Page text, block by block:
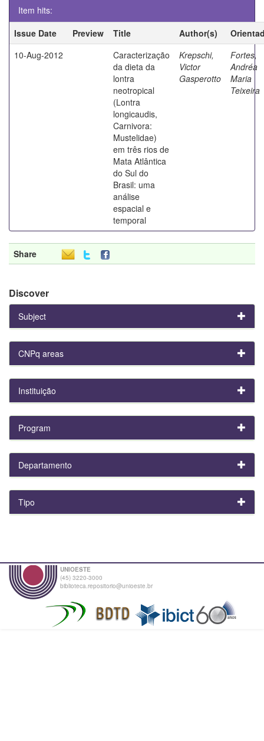
Item hits:
Issue Date
Preview Title Author(s)
10-Aug-2012
Caracterização
da dieta da
lontra
neotropical
(Lontra
longicaudis,
Carnivora:
Mustelidae)
em três rios de
Mata Atlântica
do Sul do
Brasil: uma
análise
espacial e
temporal
Krepschi,
Victor
Gasperotto
Fortes,
Andréa
Maria
Teixeira
Share
Discover
Subject
CNPq areas
Instituição
Program
Departamento
Tipo
UNIOESTE
(45) 3220-3000
biblioteca.repositorio@unioeste.br